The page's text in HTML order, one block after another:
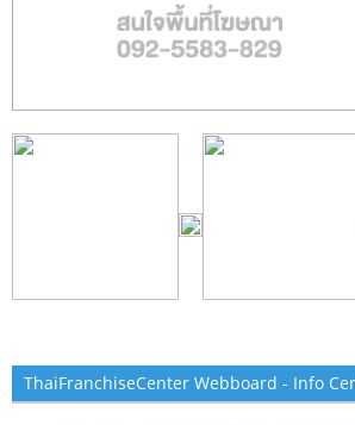
ThaiFranchiseCenter Webboard - Info